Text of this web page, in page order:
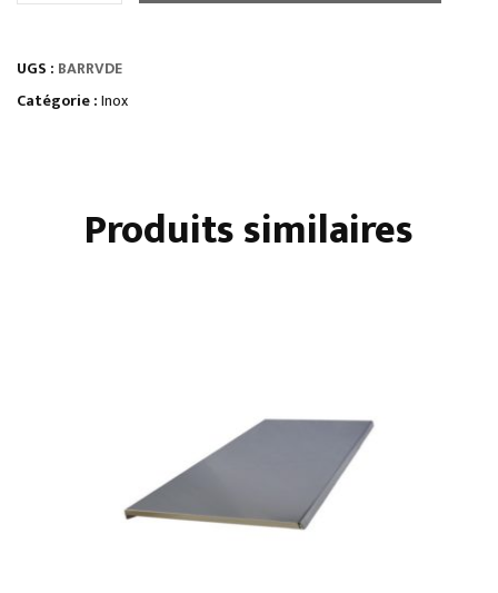
POUR
ACCROCHAGE
UGS : BARRVDE
Catégorie :Inox
Produits similaires